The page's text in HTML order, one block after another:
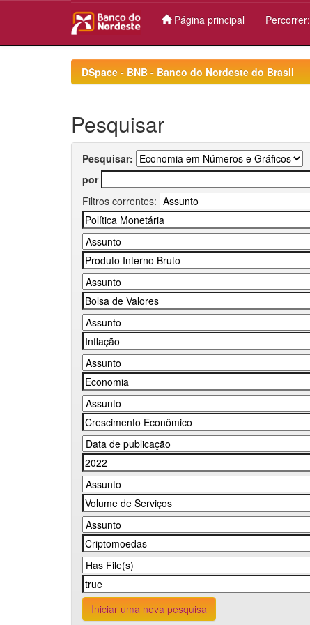
Página principal Percorrer:
DSpace - BNB - Banco do Nordeste do Brasil
Pesquisar
Pesquisar:
por
Filtros correntes:
Iniciar uma nova pesquisa